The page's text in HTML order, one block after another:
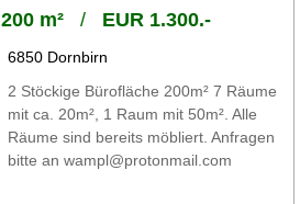
200 m²/ EUR 1.300.-
6850 Dornbirn
2 Stöckige Bürofläche 200m² 7 Räume
mit ca. 20m², 1 Raum mit 50m². Alle
Räume sind bereits möbliert. Anfragen
bitte an wampl@protonmail.com